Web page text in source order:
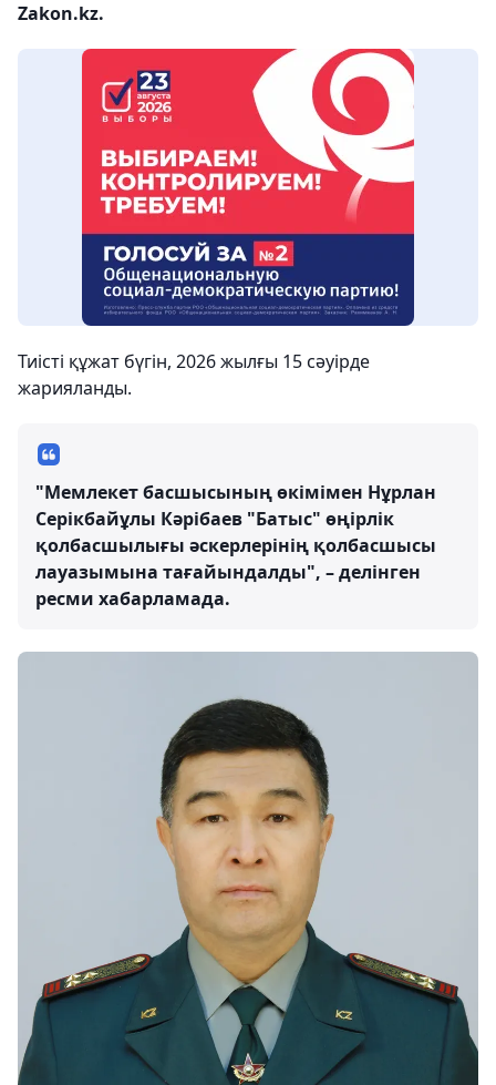
Zakon.kz.
Тиісті құжат бүгін, 2026 жылғы 15 сәуірде
жарияланды.
"Мемлекет басшысының өкімімен Нұрлан
Серікбайұлы Кәрібаев "Батыс" өңірлік
қолбасшылығы әскерлерінің қолбасшысы
лауазымына тағайындалды", – делінген
ресми хабарламада.